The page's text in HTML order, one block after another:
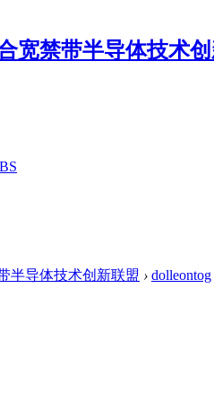
半导体技术创新联盟 › dolleontog